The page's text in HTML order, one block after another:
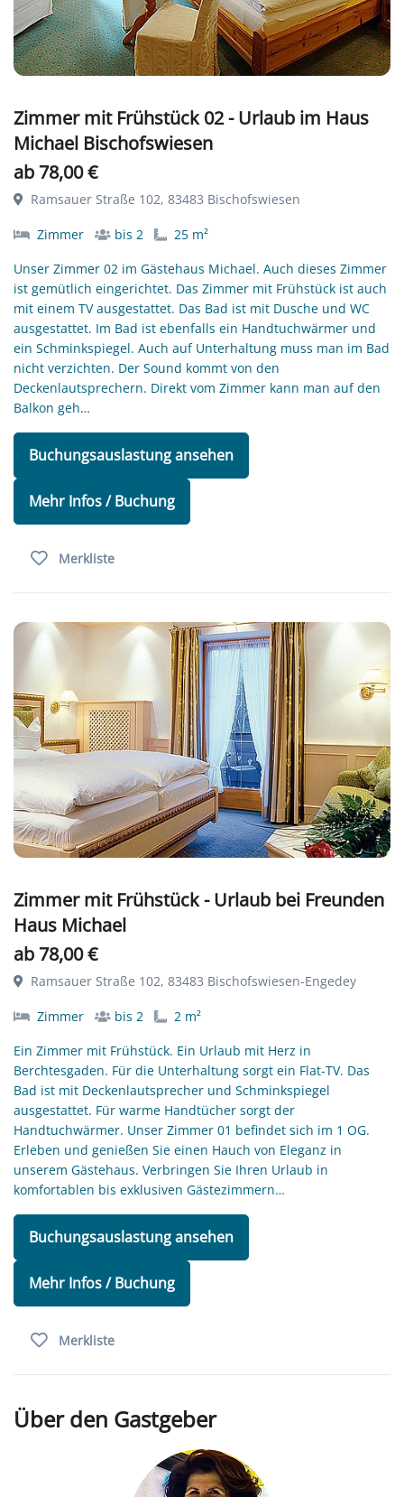
Zimmer mit Frühstück 02 - Urlaub im Haus
Michael Bischofswiesen
ab 78,00 €
Ramsauer Straße 102, 83483 Bischofswiesen
Zimmer bis 2
25 m²
Unser Zimmer 02 im Gästehaus Michael. Auch dieses Zimmer
ist gemütlich eingerichtet. Das Zimmer mit Frühstück ist auch
mit einem TV ausgestattet. Das Bad ist mit Dusche und WC
ausgestattet. Im Bad ist ebenfalls ein Handtuchwärmer und
ein Schminkspiegel. Auch auf Unterhaltung muss man im Bad
nicht verzichten. Der Sound kommt von den
Deckenlautsprechern. Direkt vom Zimmer kann man auf den
Balkon geh…
Buchungsauslastung ansehen
Mehr Infos / Buchung
Merkliste
Zimmer mit Frühstück - Urlaub bei Freunden
Haus Michael
ab 78,00 €
Ramsauer Straße 102, 83483 Bischofswiesen-Engedey
Zimmer bis 2
2 m²
Ein Zimmer mit Frühstück. Ein Urlaub mit Herz in
Berchtesgaden. Für die Unterhaltung sorgt ein Flat-TV. Das
Bad ist mit Deckenlautsprecher und Schminkspiegel
ausgestattet. Für warme Handtücher sorgt der
Handtuchwärmer. Unser Zimmer 01 befindet sich im 1 OG.
Erleben und genießen Sie einen Hauch von Eleganz in
unserem Gästehaus. Verbringen Sie Ihren Urlaub in
komfortablen bis exklusiven Gästezimmern…
Buchungsauslastung ansehen
Mehr Infos / Buchung
Merkliste
Über den Gastgeber